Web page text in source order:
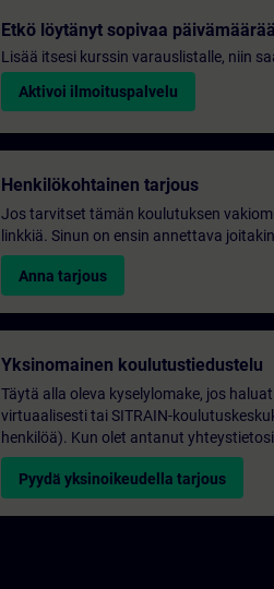
Etkö löytänyt sopivaa
Lisää itsesi kurssin varauslistalle, niin
Aktivoi ilmoituspalvelu
Henkilökohtainen tarjous
Jos tarvitset tämän koulutuksen
linkkiä. Sinun on ensin annettava
Anna tarjous
Yksinomainen koulutustiedustelu
Täytä alla oleva kyselylomake, jos
virtuaalisesti tai SITRAIN-
henkilöä). Kun olet antanut
Pyydä yksinoikeudella tarjous